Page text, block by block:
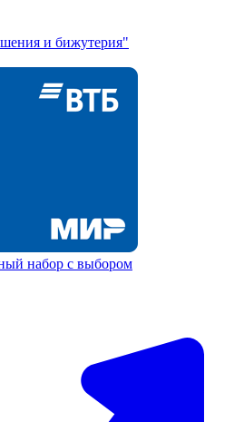
и бижутерия"
набор с выбором